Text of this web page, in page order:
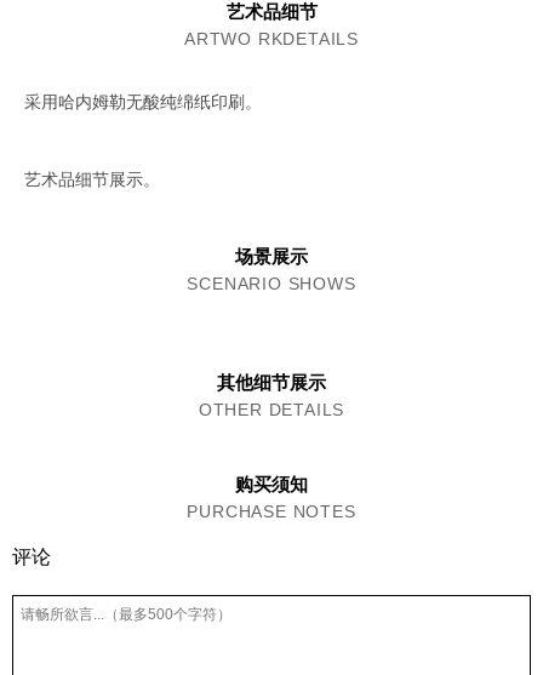
艺术品细节
ARTWO RKDETAILS
采用哈内姆勒无酸纯绵纸印刷。
艺术品细节展示。
场景展示
SCENARIO SHOWS
其他细节展示
OTHER DETAILS
购买须知
PURCHASE NOTES
评论